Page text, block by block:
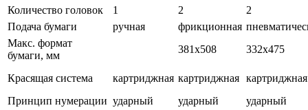
Количество головок
1 2
2
Подача бумаги
ручная фрикционная
Макс. формат
бумаги, мм
381х508 332х475
Красящая система картриджная картриджная картриджная
Принцип нумерации ударный ударный
ударный